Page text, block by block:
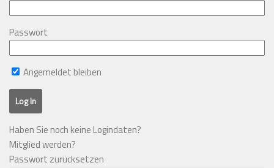
Passwort
Angemeldet bleiben
Haben Sie noch keine Logindaten?
Mitglied werden?
Passwort zurücksetzen